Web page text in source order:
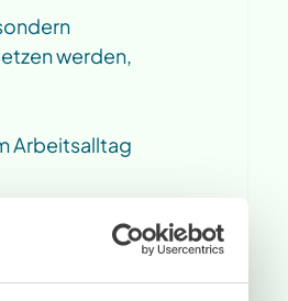
werden,
Arbeitsalltag